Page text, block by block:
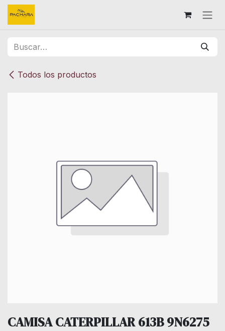
Ir al contenido
Todos los productos
CAMISA CATERPILLAR 613B 9N6275